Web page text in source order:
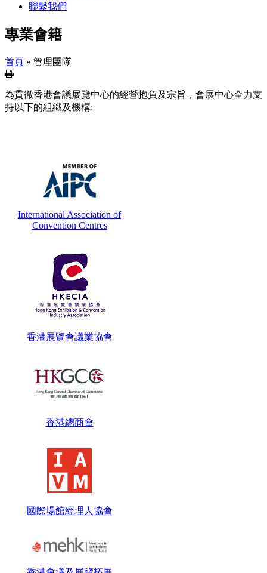
聯繫我們
專業會籍
首頁 » 管理團隊
列
為貫徹香港會議展覽中心的經營抱負及宗旨，會展中心全力支
持以下的組織及機構:
International Association of
Convention Centres
香港展覽會議業協會
香港總商會
國際場館經理人協會